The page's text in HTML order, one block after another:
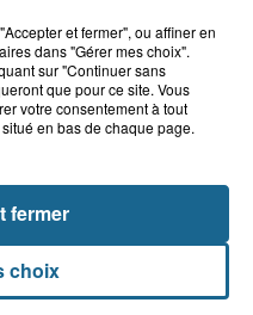
et fermer", ou affiner en
dans "Gérer mes choix".
sur "Continuer sans
que pour ce site. Vous
votre consentement à tout
en bas de chaque page.
choix
fermer